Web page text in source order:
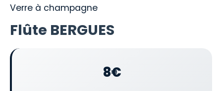
Verre à champagne
Flûte BERGUES
8€